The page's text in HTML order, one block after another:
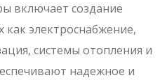
включает создание
как электроснабжение,
системы отопления и
надежное и